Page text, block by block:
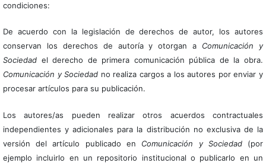
condiciones:
De acuerdo con la legislación de derechos de autor, los autores
conservan los derechos de autoría y otorgan a Comunicación y
Sociedadel derecho de primera comunicación pública de la obra.
Comunicación y Sociedad no realiza cargos a los autores por enviar y
procesar artículos para su publicación.
Los autores/as pueden realizar otros acuerdos contractuales
independientes y adicionales para la distribución no exclusiva de la
versión del artículo publicado en Comunicación y Sociedad(por
ejemplo incluirlo en un repositorio institucional o publicarlo en un